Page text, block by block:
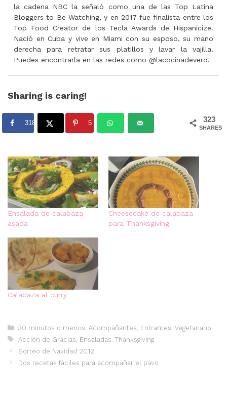
la cadena NBC la señaló como una de las Top Latina
Bloggers to Be Watching, y en 2017 fue finalista entre los
Top Food Creator de los Tecla Awards de Hispanicize.
Nació en Cuba y vive en Miami con su esposo, su mano
derecha para retratar sus platillos y lavar la vajilla.
Puedes encontrarla en las redes como @lacocinadevero.
Sharing is caring!
323
SHARES
318 5
Ensalada de calabaza
asada
Cheesecake de calabaza
para Thanksgiving
Calabaza al curry
Categorías
30 minutos o menos Acompañantes Entrantes Vegetariano
Etiquetas
Acción de Gracias Ensaladas Thanksgiving
Sorteo de Navidad 2012
Dos recetas fáciles para acompañar el pavo